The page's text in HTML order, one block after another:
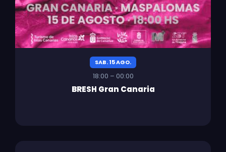
SAB. 15 AGO.
18:00 – 00:00
BRESH Gran Canaria